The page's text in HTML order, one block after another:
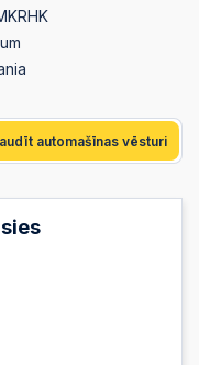
automašīnas vēsturi